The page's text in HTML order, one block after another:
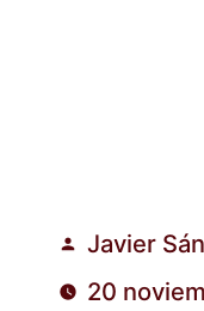
Publicado
por
Javier
20